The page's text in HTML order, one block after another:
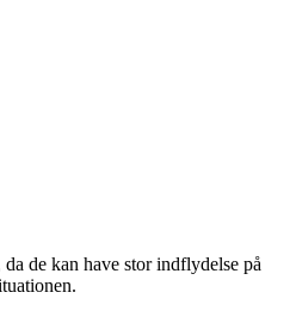
de kan have stor indflydelse på